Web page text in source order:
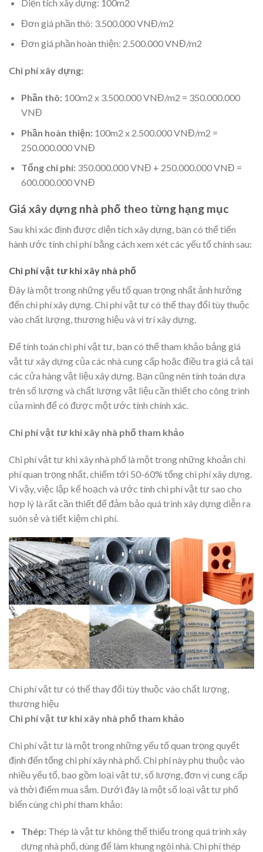
Diện tích xây dựng: 100m2
Đơn giá phần thô: 3.500.000 VNĐ/m2
Đơn giá phần hoàn thiện: 2.500.000 VNĐ/m2
Chi phí xây dựng:
Phần thô:100m2 x 3.500.000 VNĐ/m2 = 350.000.000
VNĐ
Phần hoàn thiện:100m2 x 2.500.000 VNĐ/m2 =
250.000.000 VNĐ
Tổng chi phí:350.000.000 VNĐ + 250.000.000 VNĐ =
600.000.000 VNĐ
Giá xây dựng nhà phố theo từng hạng mục
Sau khi xác định được diện tích xây dựng, bạn có thể tiến
hành ước tính chi phí bằng cách xem xét các yếu tố chính sau:
Chi phí vật tư khi xây nhà phố
Đây là một trong những yếu tố quan trọng nhất ảnh hưởng
đến chi phí xây dựng. Chi phí vật tư có thể thay đổi tùy thuộc
vào chất lượng, thương hiệu và vị trí xây dựng.
Để tính toán chi phí vật tư, bạn có thể tham khảo bảng giá
vật tư xây dựng của các nhà cung cấp hoặc điều tra giá cả tại
các cửa hàng vật liệu xây dựng. Bạn cũng nên tính toán dựa
trên số lượng và chất lượng vật liệu cần thiết cho công trình
của mình để có được một ước tính chính xác.
Chi phí vật tư khi xây nhà phố tham khảo
Chi phí vật tư khi xây nhà phố là một trong những khoản chi
phí quan trọng nhất, chiếm tới 50-60% tổng chi phí xây dựng.
Vì vậy, việc lập kế hoạch và ước tính chi phí vật tư sao cho
hợp lý là rất cần thiết để đảm bảo quá trình xây dựng diễn ra
suôn sẻ và tiết kiệm chi phí.
Chi phí vật tư có thể thay đổi tùy thuộc vào chất lượng,
thương hiệu
Chi phí vật tư khi xây nhà phố tham khảo
Chi phí vật tư là một trong những yếu tố quan trọng quyết
định đến tổng chi phí xây nhà phố. Chi phí này phụ thuộc vào
nhiều yếu tố, bao gồm loại vật tư, số lượng, đơn vị cung cấp
và thời điểm mua sắm. Dưới đây là một số loại vật tư phổ
biến cùng chi phí tham khảo:
Thép:Thép là vật tư không thể thiếu trong quá trình xây
dựng nhà phố, dùng để làm khung ngôi nhà. Chi phí thép